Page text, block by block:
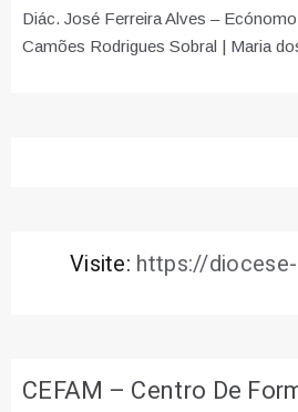
Diác. José Ferreira Alves –
Camões Rodrigues Sobral | Maria
Visite: https://
CEFAM – Centro De